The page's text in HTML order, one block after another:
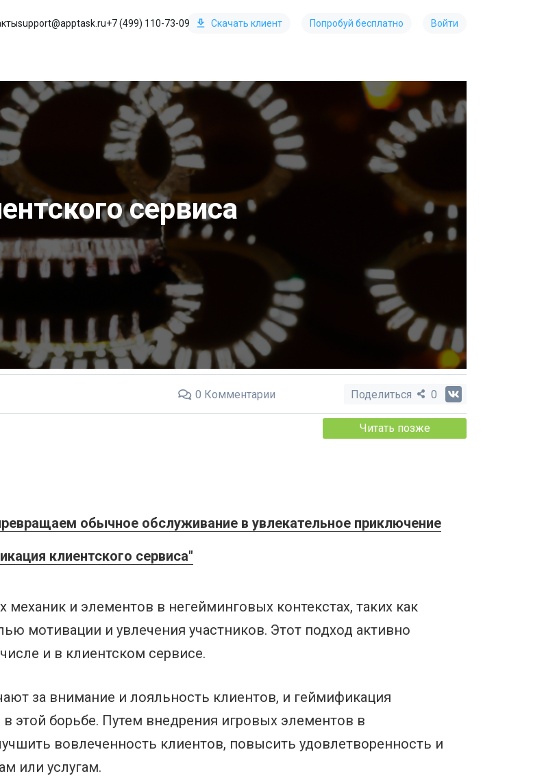
support@apptask.ru+7 (499) 110-73-09 Скачать клиент Попробуй бесплатно Войти
сервиса
0 Комментарии Поделиться 0
Читать позже
обычное обслуживание в увлекательное приключение
клиентского сервиса"
и элементов в негейминговых контекстах, таких как
мотивации и увлечения участников. Этот подход активно
и в клиентском сервисе.
за внимание и лояльность клиентов, и геймификация
этой борьбе. Путем внедрения игровых элементов в
вовлеченность клиентов, повысить удовлетворенность и
или услугам.